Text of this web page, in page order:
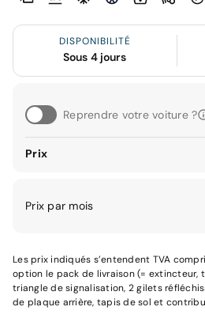
DISPONIBILITÉ
Sous 4 jours
Reprendre votre voiture ?
Prix
Prix par mois
Les prix indiqués s’entendent TVA
option le pack de livraison (= extincteur,
triangle de signalisation, 2 gilets
de plaque arrière, tapis de sol et